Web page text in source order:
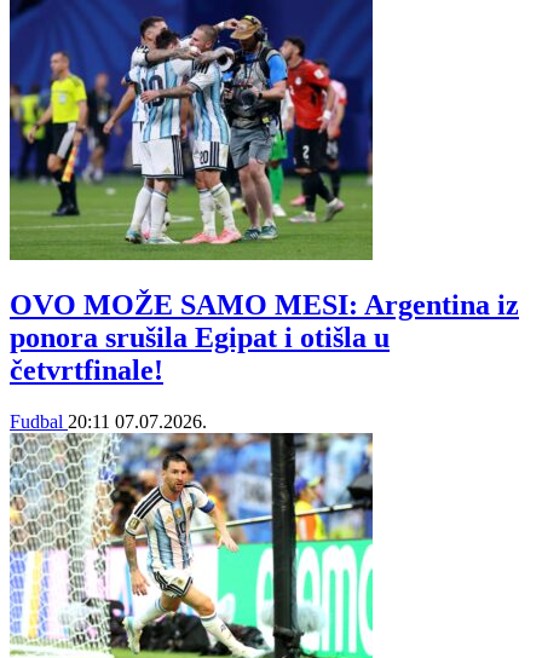
OVO MOŽE SAMO MESI: Argentina iz
ponora srušila Egipat i otišla u
četvrtfinale!
Fudbal 20:11 07.07.2026.